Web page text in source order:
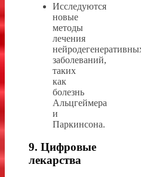
Исследуются
новые
методы
лечения
заболеваний,
таких
как
болезнь
Альцгеймера
и
Паркинсона.
9. Цифровые
лекарства